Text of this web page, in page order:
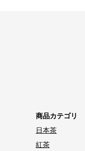
商品カテゴリ
日本茶
紅茶